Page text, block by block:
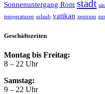
Sonnenuntergang Rom stadt
temperaturen urlaub vatikan zentrum
Geschäftszeiten
Montag bis Freitag:
8 – 22 Uhr
Samstag:
9 – 22 Uhr